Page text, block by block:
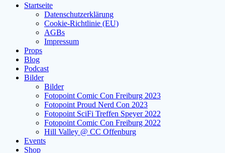
Startseite
Datenschutzerklärung
Cookie-Richtlinie (EU)
AGBs
Impressum
Props
Blog
Podcast
Bilder
Bilder
Fotopoint Comic Con Freiburg 2023
Fotopoint Proud Nerd Con 2023
Fotopoint SciFi Treffen Speyer 2022
Fotopoint Comic Con Freiburg 2022
Hill Valley @ CC Offenburg
Events
Shop